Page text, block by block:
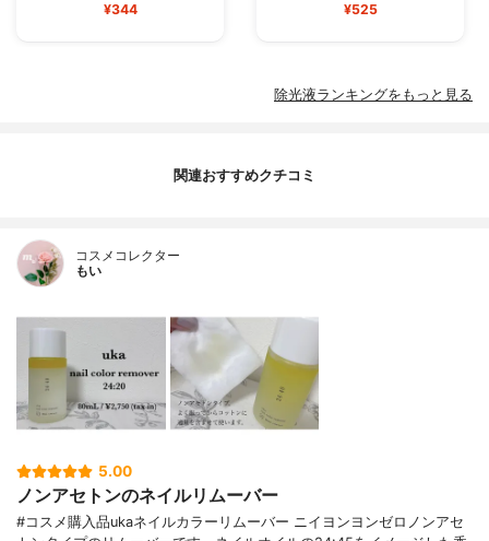
¥344 ¥525
除光液ランキングをもっと見る
関連おすすめクチコミ
コスメコレクター
もい
5.00
ノンアセトンのネイルリムーバー
#コスメ購入品ukaネイルカラーリムーバー ニイヨンヨンゼロノンアセ